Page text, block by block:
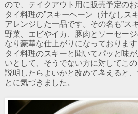
ので、テイクアウト用に販売予定のお
タイ料理の”スキーヘーン（汁なしス
アレンジした一品です。その名も”ス
野菜、エビやイカ、豚肉とソーセー
なり豪華な仕上がりになっております
タイ料理のスキーと聞いてパッと味
いとして、そうでない方に対してこ
説明したらよいかと改めて考えると
とに気づきました。